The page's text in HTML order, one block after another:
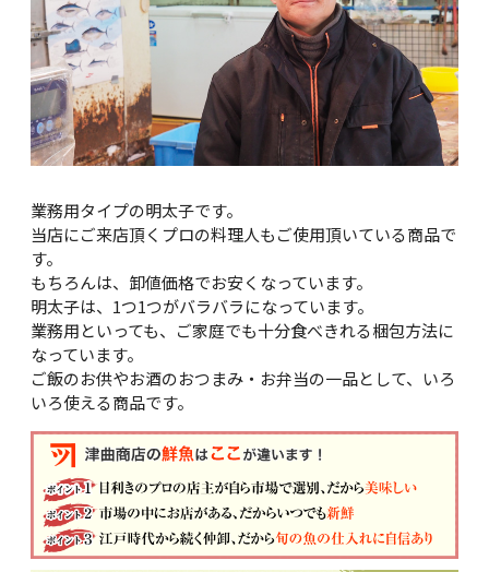
業務用タイプの明太子です。
当店にご来店頂くプロの料理人もご使用頂いている商品で
す。
もちろんは、卸値価格でお安くなっています。
明太子は、1つ1つがバラバラになっています。
業務用といっても、ご家庭でも十分食べきれる梱包方法に
なっています。
ご飯のお供やお酒のおつまみ・お弁当の一品として、いろ
いろ使える商品です。